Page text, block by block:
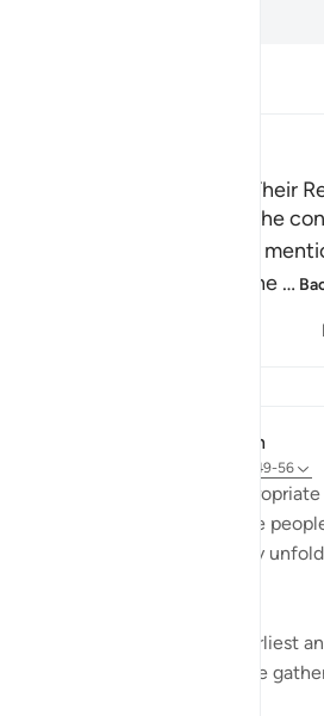
Those on the Left and Their
After Allah mentioned the
the right hand, He then
condition of those on the …
In the Shade of the Quran
ayat 56:49-56
The surah seizes this
the question posed by the
Verses 47-48, which they
"Say: All people of the earliest
generations will indeed be